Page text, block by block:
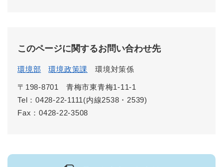
このページに関するお問い合わせ先
環境部 環境政策課 環境対策係
〒198-8701
青梅市東青梅1-11-1
Tel：0428-22-1111(内線2538・2539)
Fax：0428-22-3508